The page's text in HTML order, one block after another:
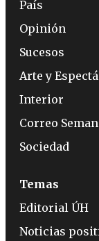
País
Opinión
Sucesos
Arte y
Interior
Correo
Sociedad
Temas
Editorial ÚH
Noticias